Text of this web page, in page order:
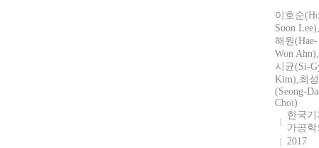
이호순
Soon
해원(Hae-
Won
시균(Si-
Kim),최
(Seong-
Choi)
한국기
가공학
2017